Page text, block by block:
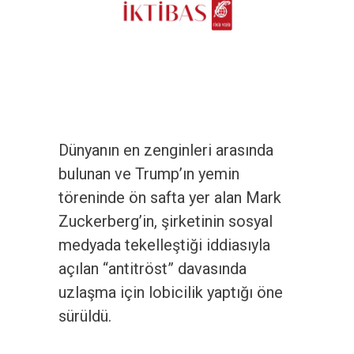
Dünyanın en zenginleri arasında
bulunan ve Trump’ın yemin
töreninde ön safta yer alan Mark
Zuckerberg’in, şirketinin sosyal
medyada tekelleştiği iddiasıyla
açılan “antitröst” davasında
uzlaşma için lobicilik yaptığı öne
sürüldü.